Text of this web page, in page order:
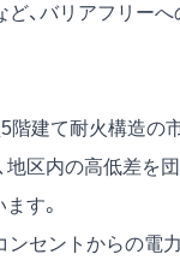
、バリアフリーへ
階建て耐火構造の
地区内の高低差を団
す。
ンセントからの電力